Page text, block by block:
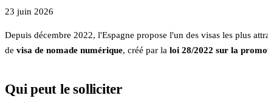
23 juin 2026
Depuis décembre 2022, l'Espagne propose l'un des visas les plus
de visa de nomade numérique, créé par la loi 28/2022 sur la
Qui peut le solliciter